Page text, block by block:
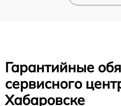
Гарантийные
сервисного
Хабаровске